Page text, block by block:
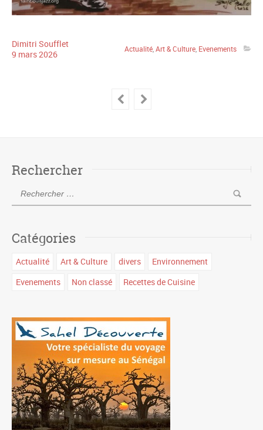
Dimitri Soufflet
9 mars2026 Actualité Art & Culture Evenements
Rechercher
Catégories
Actualité Art & Culture divers
Environnement
Evenements
Non classé Recettes de Cuisine